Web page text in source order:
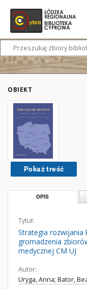
OBIEKT
Pokaż treść
OPIS
Tytuł:
Strategia rozwijania
gromadzenia
medycznej CM UJ
Autor:
Uryga, Anna; Bator,